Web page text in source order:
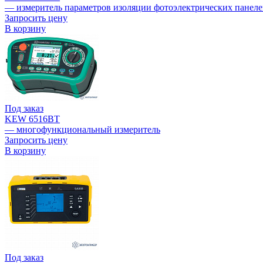
— измеритель параметров изоляции фотоэлектрических
Запросить цену
В корзину
Под заказ
KEW 6516BT
— многофункциональный измеритель
Запросить цену
В корзину
Под заказ